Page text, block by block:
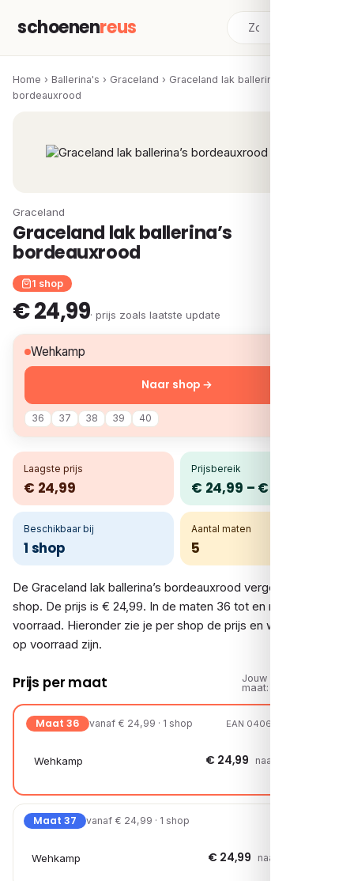
schoenenreus
Home › Ballerina's › Graceland › Graceland lak ballerina’s
bordeauxrood
Graceland
Graceland lak ballerina’s
bordeauxrood
1 shop
€ 24,99· prijs zoals laatste update
Wehkamp
36 37 38 39 40
Naar shop →
Laagste prijs
€ 24,99
Prijsbereik
€ 24,99 – € 24,99
Beschikbaar bij
1 shop
Aantal maten
5
De Graceland lak ballerina’s bordeauxrood vergelijk je bij 1
shop. De prijs is € 24,99. In de maten 36 tot en met 40 is er
voorraad. Hieronder zie je per shop de prijs en welke maten
op voorraad zijn.
Prijs per maat
Jouw
maat:
Maat 36 vanaf € 24,99 · 1 shop EAN 04067797060378
Wehkamp € 24,99 naar shop →
Maat 37 vanaf € 24,99 · 1 shop
Wehkamp € 24,99 naar shop →